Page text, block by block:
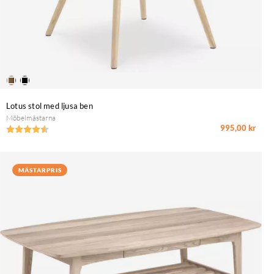
Lotus stol med ljusa ben
Möbelmästarna
Betyg:
4.6 utav 5 stjärnor
995,00 kr
MÄSTARPRIS